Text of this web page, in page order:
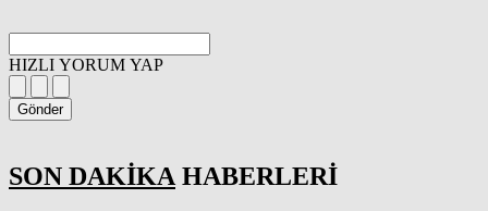
HIZLI YORUM YAP
Gönder
SON DAKİKA HABERLERİ